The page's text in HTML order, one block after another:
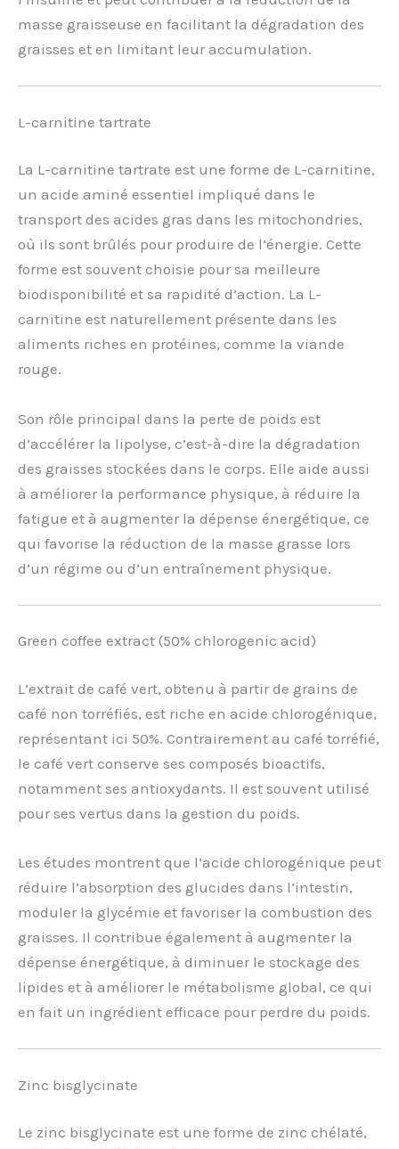
masse graisseuse en facilitant la dégradation des
graisses et en limitant leur accumulation.
L-carnitine tartrate
La L-carnitine tartrate est une forme de L-carnitine,
un acide aminé essentiel impliqué dans le
transport des acides gras dans les mitochondries,
où ils sont brûlés pour produire de l’énergie. Cette
forme est souvent choisie pour sa meilleure
biodisponibilité et sa rapidité d’action. La L-
carnitine est naturellement présente dans les
aliments riches en protéines, comme la viande
rouge.
Son rôle principal dans la perte de poids est
d’accélérer la lipolyse, c’est-à-dire la dégradation
des graisses stockées dans le corps. Elle aide aussi
à améliorer la performance physique, à réduire la
fatigue et à augmenter la dépense énergétique, ce
qui favorise la réduction de la masse grasse lors
d’un régime ou d’un entraînement physique.
Green coffee extract (50% chlorogenic acid)
L’extrait de café vert, obtenu à partir de grains de
café non torréfiés, est riche en acide chlorogénique,
représentant ici 50%. Contrairement au café torréfié,
le café vert conserve ses composés bioactifs,
notamment ses antioxydants. Il est souvent utilisé
pour ses vertus dans la gestion du poids.
Les études montrent que l’acide chlorogénique peut
réduire l’absorption des glucides dans l’intestin,
moduler la glycémie et favoriser la combustion des
graisses. Il contribue également à augmenter la
dépense énergétique, à diminuer le stockage des
lipides et à améliorer le métabolisme global, ce qui
en fait un ingrédient efficace pour perdre du poids.
Zinc bisglycinate
Le zinc bisglycinate est une forme de zinc chélaté,